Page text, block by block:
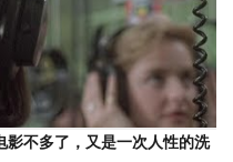
影不多了，又是一次人性的洗